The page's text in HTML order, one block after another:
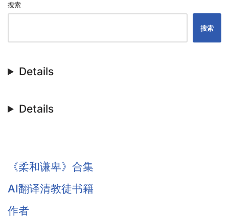
搜索
搜索
Details
Details
《柔和谦卑》合集
AI翻译清教徒书籍
作者